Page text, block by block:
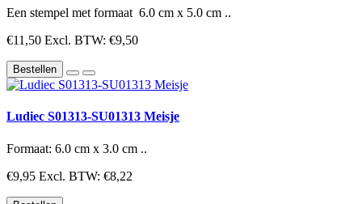
Een stempel met formaat 6.0 cm x 5.0 cm ..
€11,50 Excl. BTW: €9,50
Bestellen
Ludiec S01313-SU01313 Meisje
Formaat: 6.0 cm x 3.0 cm ..
€9,95 Excl. BTW: €8,22